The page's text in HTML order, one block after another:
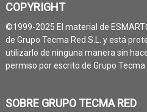
COPYRIGHT
©1999-2025 El material de
de Grupo Tecma Red S.L. y está
utilizarlo de ninguna manera sin
permiso por escrito de Grupo Tecma
SOBRE GRUPO TECMA RED